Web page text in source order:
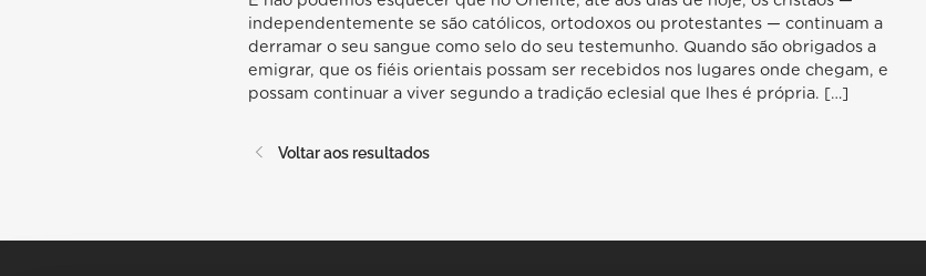
independentemente se são católicos, ortodoxos ou protestantes — continuam a
derramar o seu sangue como selo do seu testemunho. Quando são obrigados a
emigrar, que os fiéis orientais possam ser recebidos nos lugares onde chegam, e
possam continuar a viver segundo a tradição eclesial que lhes é própria. […]
Voltar aos resultados